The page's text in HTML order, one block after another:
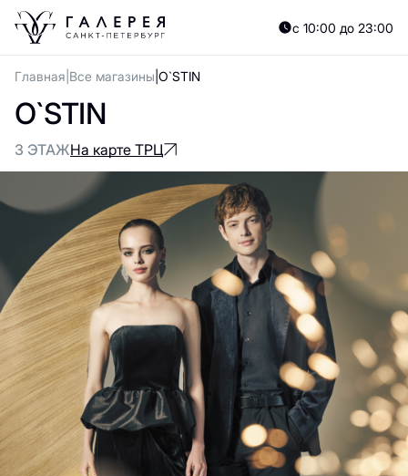
с 10:00 до 23:00
Главная Все магазины O`STIN
O`STIN
3 ЭТАЖНа карте ТРЦ